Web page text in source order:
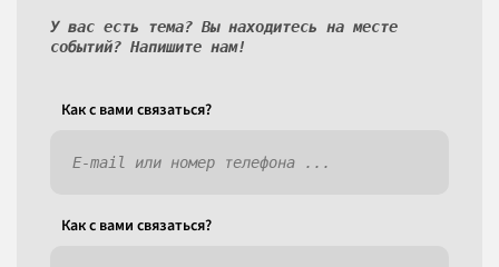
У вас есть тема? Вы находитесь на месте
событий? Напишите нам!
Как c вами связаться?
Как c вами связаться?